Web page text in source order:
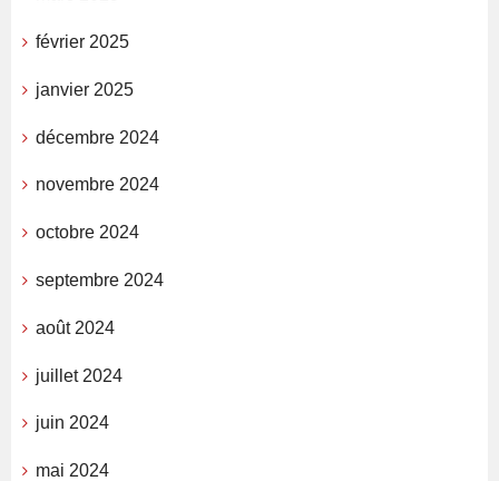
février 2025
janvier 2025
décembre 2024
novembre 2024
octobre 2024
septembre 2024
août 2024
juillet 2024
juin 2024
mai 2024